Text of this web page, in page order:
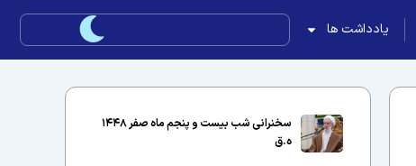
یادداشت ها
سخنرانی شب بیست و پنجم ماه صفر ۱۴۴۸
ه.ق